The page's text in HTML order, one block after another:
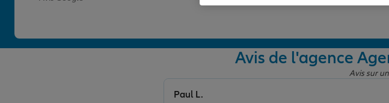
Avis de l'agence
Avis sur
Paul L.